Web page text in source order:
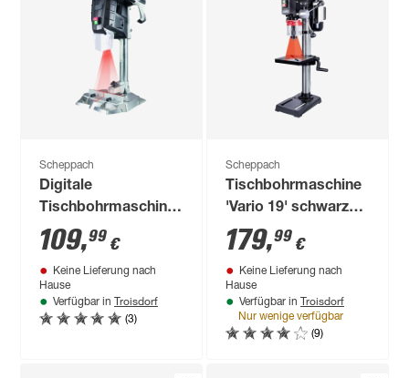
Scheppach
Digitale
Tischbohrmaschine
'TBD55' 710 W
109,99 €
Keine Lieferung nach
Hause
Verfügbar in Troisdorf
(3)
Scheppach
Tischbohrmaschine
'Vario 19' schwarz
550 W
179,99 €
Keine Lieferung nach
Hause
Verfügbar in Troisdorf
Nur wenige verfügbar
(9)